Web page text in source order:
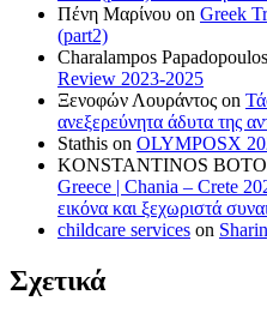
Πένη Μαρίνου on Greek
(part2)
Charalampos Papadopoulos
Review 2023-2025
Ξενοφών Λουράντος on
ανεξερεύνητα άδυτα της
Stathis on OLYMPOSX
KONSTANTINOS
Greece | Chania – Crete
εικόνα και ξεχωριστά
childcare services on
Σχετικά